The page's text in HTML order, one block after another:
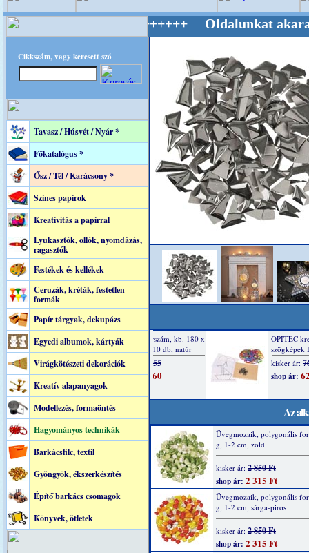
Cikkszám, vagy keresett szó
Tavasz / Húsvét / Nyár *
Főkatalógus *
Ősz / Tél / Karácsony *
Színes papírok
Kreatívitás a papírral
Lyukasztók, ollók, nyomdázás,
ragasztók
Festékek és kellékek
Ceruzák, kréták, festetlen
formák
Papír tárgyak, dekupázs
Egyedi albumok, kártyák
Virágkötészeti dekorációk
Kreatív alapanyagok
Modellezés, formaöntés
Hagyományos technikák
Barkácsfilc, textil
Gyöngyök, ékszerkészítés
Építő barkács csomagok
Könyvek, ötletek
Mestere! +++++++ Oldalunkat akarattal
Az
Üvegmozaik, polygonális
g, 1-2 cm, zöld
kisker ár: 2 850 Ft
shop ár: 2 315 Ft
Üvegmozaik, polygonális
g, 1-2 cm, sárga-piros
kisker ár: 2 850 Ft
shop ár: 2 315 Ft